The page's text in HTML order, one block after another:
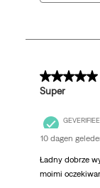
256
5 van 5
Super
10 dagen
Ładny dobrze
moimi